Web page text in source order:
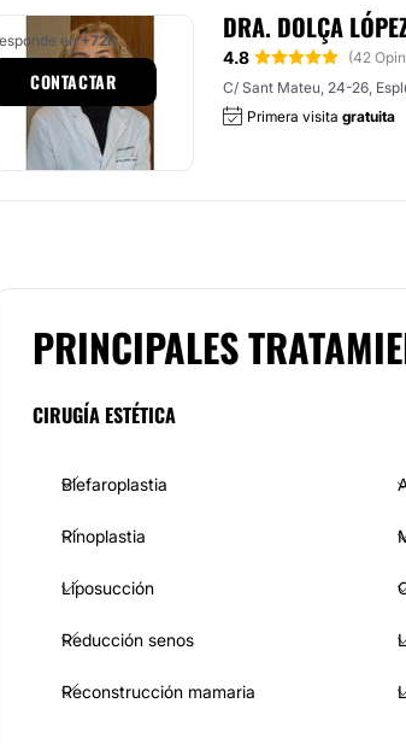
DRA. DOLÇA
4.8 (42
C/ Sant Mateu, 24-26,
Primera visita gratuita
en+72h
CONTACTAR
PRINCIPALES
CIRUGÍA ESTÉTICA
Blefaroplastia
Rinoplastia
Liposucción
Reducción senos
Reconstrucción mamaria